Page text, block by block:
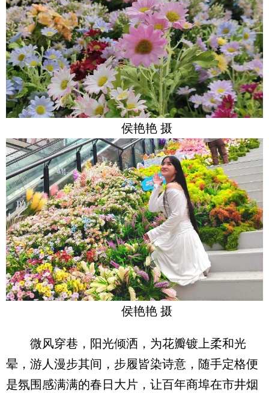
侯艳艳 摄
侯艳艳 摄
微风穿巷，阳光倾洒，为花瓣镀上柔和光
晕，游人漫步其间，步履皆染诗意，随手定格便
是氛围感满满的春日大片，让百年商埠在市井烟